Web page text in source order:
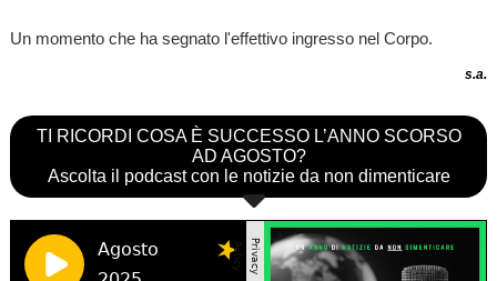
Un momento che ha segnato l'effettivo ingresso nel Corpo.
s.a.
TI RICORDI COSA È SUCCESSO L’ANNO SCORSO
AD AGOSTO?
Ascolta il podcast con le notizie da non dimenticare